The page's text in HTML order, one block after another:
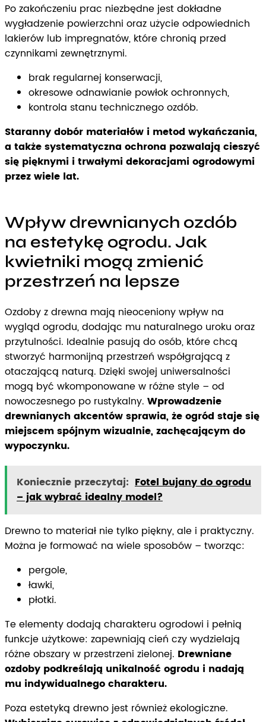
Po zakończeniu prac niezbędne jest dokładne
wygładzenie powierzchni oraz użycie odpowiednich
lakierów lub impregnatów, które chronią przed
czynnikami zewnętrznymi.
brak regularnej konserwacji,
okresowe odnawianie powłok ochronnych,
kontrola stanu technicznego ozdób.
Staranny dobór materiałów i metod wykańczania,
a także systematyczna ochrona pozwalają cieszyć
się pięknymi i trwałymi dekoracjami ogrodowymi
przez wiele lat.
Wpływ drewnianych ozdób
na estetykę ogrodu. Jak
kwietniki mogą zmienić
przestrzeń na lepsze
Ozdoby z drewna mają nieoceniony wpływ na
wygląd ogrodu, dodając mu naturalnego uroku oraz
przytulności. Idealnie pasują do osób, które chcą
stworzyć harmonijną przestrzeń współgrającą z
otaczającą naturą. Dzięki swojej uniwersalności
mogą być wkomponowane w różne style – od
nowoczesnego po rustykalny. Wprowadzenie
drewnianych akcentów sprawia, że ogród staje się
miejscem spójnym wizualnie, zachęcającym do
wypoczynku.
Koniecznie przeczytaj: Fotel bujany do ogrodu
– jak wybrać idealny model?
Drewno to materiał nie tylko piękny, ale i praktyczny.
Można je formować na wiele sposobów – tworząc:
pergole,
ławki,
płotki.
Te elementy dodają charakteru ogrodowi i pełnią
funkcje użytkowe: zapewniają cień czy wydzielają
różne obszary w przestrzeni zielonej. Drewniane
ozdoby podkreślają unikalność ogrodu i nadają
mu indywidualnego charakteru.
Poza estetyką drewno jest również ekologiczne.